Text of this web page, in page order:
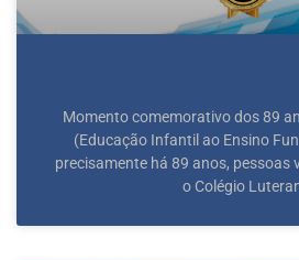
Momento comemorativo dos 89
(Educação Infantil ao Ensino
precisamente há 89 anos, pessoas
o Colégio